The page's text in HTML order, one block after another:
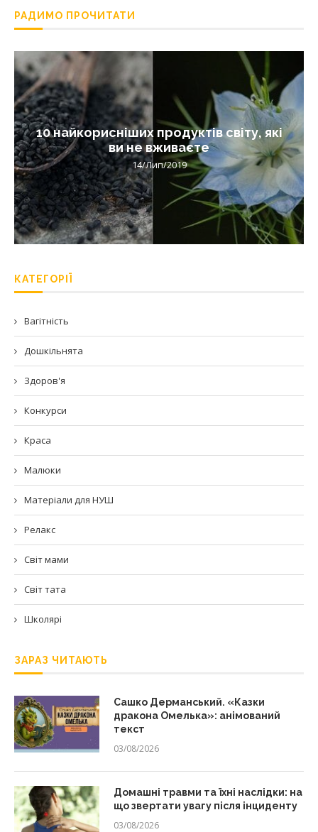
РАДИМО ПРОЧИТАТИ
10 найкорисніших продуктів світу, які
ви не вживаєте
14/Лип/2019
КАТЕГОРІЇ
Вагітність
Дошкільнята
Здоров'я
Конкурси
Краса
Малюки
Матеріали для НУШ
Релакс
Світ мами
Світ тата
Школярі
ЗАРАЗ ЧИТАЮТЬ
Сашко Дерманський. «Казки
дракона Омелька»: анімований
текст
03/08/2026
Домашні травми та їхні наслідки: на
що звертати увагу після інциденту
03/08/2026